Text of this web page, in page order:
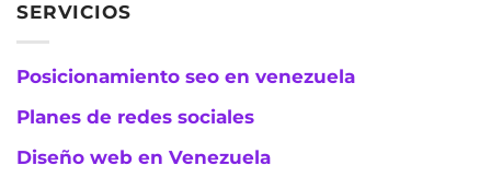
SERVICIOS
Posicionamiento seo en venezuela
Planes de redes sociales
Diseño web en Venezuela